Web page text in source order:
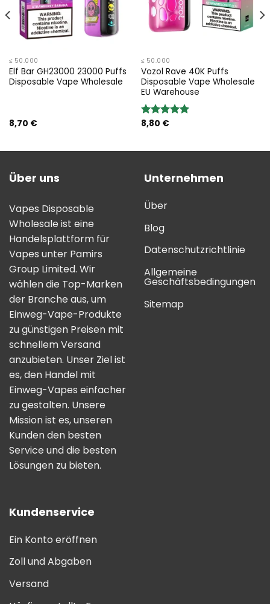
≤ 50.000
Elf Bar GH23000 23000 Puffs
Disposable Vape Wholesale
8,70 €
≤ 50.000
Vozol Rave 40K Puffs
Disposable Vape Wholesale
EU Warehouse
Bewertung:
8,80 €
Über uns
Vapes Disposable
Wholesale ist eine
Handelsplattform für
Vapes unter Pamirs
Group Limited. Wir
wählen die Top-Marken
der Branche aus, um
Einweg-Vape-Produkte
zu günstigen Preisen mit
schnellem Versand
anzubieten. Unser Ziel ist
es, den Handel mit
Einweg-Vapes einfacher
zu gestalten. Unsere
Mission ist es, unseren
Kunden den besten
Service und die besten
Lösungen zu bieten.
Unternehmen
Über
Blog
Datenschutzrichtlinie
Allgemeine
Geschäftsbedingungen
Sitemap
Kundenservice
Ein Konto eröffnen
Zoll und Abgaben
Versand